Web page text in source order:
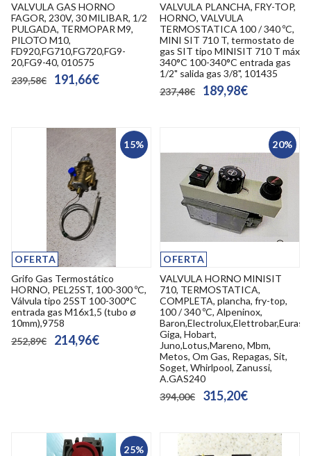
VALVULA GAS HORNO
FAGOR, 230V, 30 MILIBAR, 1/2
PULGADA, TERMOPAR M9,
PILOTO M10,
FD920,FG710,FG720,FG9-
20,FG9-40, 010575
239,58€
191,66€
VALVULA PLANCHA, FRY-TOP,
HORNO, VALVULA
TERMOSTATICA 100 / 340 ºC,
MINI SIT 710 T, termostato de
gas SIT tipo MINISIT 710 T máx
340°C 100-340°C entrada gas
1/2" salida gas 3/8", 101435
237,48€
189,98€
15%
OFERTA
Grifo Gas Termostático
HORNO, PEL25ST, 100-300 ºC,
Válvula tipo 25ST 100-300°C
entrada gas M16x1,5 (tubo ø
10mm),9758
252,89€
214,96€
20%
OFERTA
VALVULA HORNO MINISIT
710, TERMOSTATICA,
COMPLETA, plancha, fry-top,
100 / 340 ºC, Alpeninox,
Baron,Electrolux,Elettrobar,Eurast,
Giga, Hobart,
Juno,Lotus,Mareno, Mbm,
Metos, Om Gas, Repagas, Sit,
Soget, Whirlpool, Zanussi,
A.GAS240
394,00€
315,20€
25%